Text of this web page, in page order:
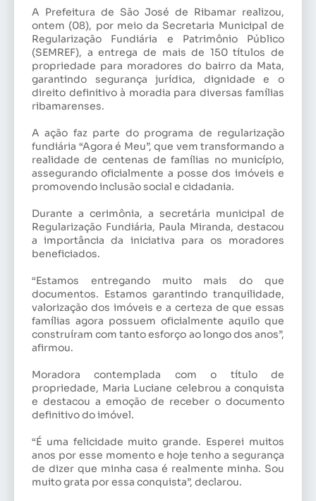
A Prefeitura de São José de Ribamar realizou,
ontem (08), por meio da Secretaria Municipal de
Regularização Fundiária e Patrimônio Público
(SEMREF), a entrega de mais de 150 títulos de
propriedade para moradores do bairro da Mata,
garantindo segurança jurídica, dignidade e o
direito definitivo à moradia para diversas famílias
ribamarenses.
A ação faz parte do programa de regularização
fundiária “Agora é Meu”, que vem transformando a
realidade de centenas de famílias no município,
assegurando oficialmente a posse dos imóveis e
promovendo inclusão social e cidadania.
Durante a cerimônia, a secretária municipal de
Regularização Fundiária, Paula Miranda, destacou
a importância da iniciativa para os moradores
beneficiados.
“Estamos entregando muito mais do que
documentos. Estamos garantindo tranquilidade,
valorização dos imóveis e a certeza de que essas
famílias agora possuem oficialmente aquilo que
construíram com tanto esforço ao longo dos anos”,
afirmou.
Moradora contemplada com o título de
propriedade, Maria Luciane celebrou a conquista
e destacou a emoção de receber o documento
definitivo do imóvel.
“É uma felicidade muito grande. Esperei muitos
anos por esse momento e hoje tenho a segurança
de dizer que minha casa é realmente minha. Sou
muito grata por essa conquista”, declarou.